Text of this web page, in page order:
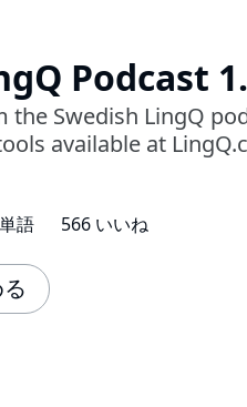
Podcast
the Swedish LingQ
available at
語 566 いいね